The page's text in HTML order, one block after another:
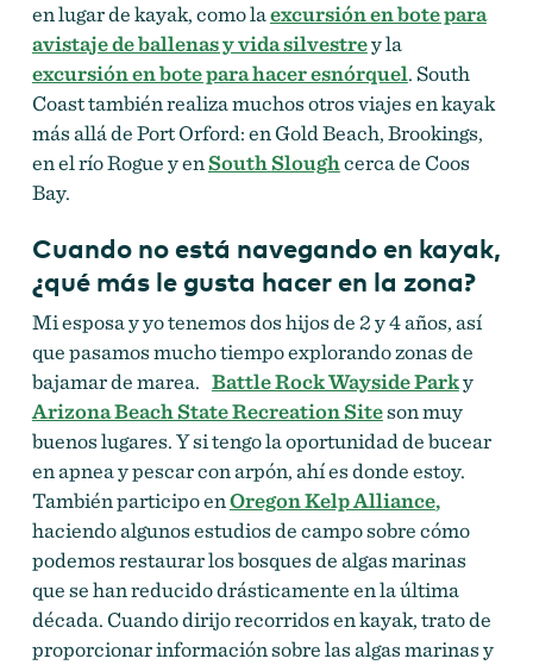
en lugar de kayak, como laexcursión en bote para
avistaje de ballenas y vida silvestrey la
excursión en bote para hacer esnórquel. South
Coast también realiza muchos otros viajes en kayak
más allá de Port Orford: en Gold Beach, Brookings,
en el río Rogue y enSouthSloughcerca de Coos
Bay.
Cuando no está navegando en kayak,
¿qué más le gusta hacer en la zona?
Mi esposa y yo tenemos dos hijos de 2 y 4 años, así
que pasamos mucho tiempo explorando zonas de
bajamar de marea. Battle Rock Wayside Parky
Arizona Beach State Recreation Siteson muy
buenos lugares. Y si tengo la oportunidad de bucear
en apnea y pescar con arpón, ahí es donde estoy.
También participo enOregon Kelp Alliance,
haciendo algunos estudios de campo sobre cómo
podemos restaurar los bosques de algas marinas
que se han reducido drásticamente en la última
década. Cuando dirijo recorridos en kayak, trato de
proporcionar información sobre las algas marinas y